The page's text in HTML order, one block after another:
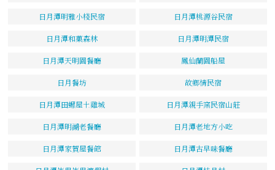
日月潭明雅小棧民宿 日月潭桃源谷民宿
日月潭和菓森林 日月潭明潭民宿
日月潭天明園餐廳 鳳仙蘭園船屋
日月餐坊 故鄉情民宿
日月潭田螺屋土雞城 日月潭親手窯民宿山莊
日月潭明湖老餐廳 日月潭老地方小吃
日月潭家賀屋餐館 日月潭古早味餐廳